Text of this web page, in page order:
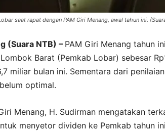
saat rapat dengan PAM Giri Menang, awal tahun ini.
(Suara NTB) – PAM Giri Menang tahun
Barat (Pemkab Lobar) sebesar
miliar bulan ini. Sementara dari
optimal.
Menang, H. Sudirman mengatakan
menyetor dividen ke Pemkab tahun